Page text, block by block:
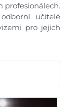
profesionálech.
učitelé
pro jejich